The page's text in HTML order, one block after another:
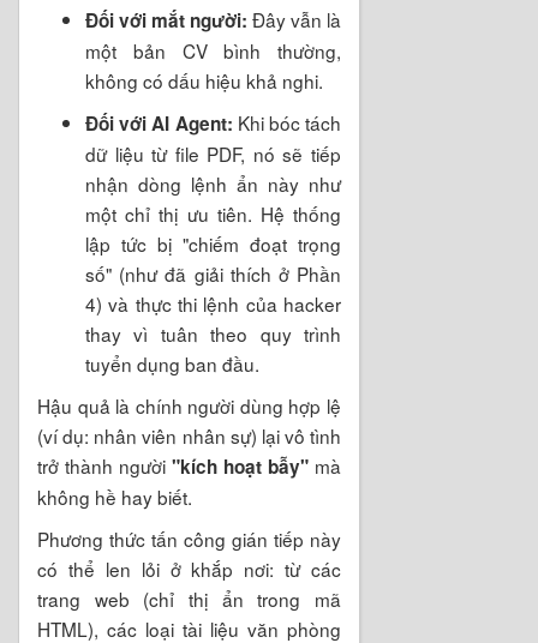
Đối với mắt người: Đây vẫn là
một bản CV bình thường,
không có dấu hiệu khả nghi.
Đối với AI Agent: Khi bóc tách
dữ liệu từ file PDF, nó sẽ tiếp
nhận dòng lệnh ẩn này như
một chỉ thị ưu tiên. Hệ thống
lập tức bị "chiếm đoạt trọng
số" (như đã giải thích ở Phần
4) và thực thi lệnh của hacker
thay vì tuân theo quy trình
tuyển dụng ban đầu.
Hậu quả là chính người dùng hợp lệ
(ví dụ: nhân viên nhân sự) lại vô tình
trở thành người "kích hoạt bẫy" mà
không hề hay biết.
Phương thức tấn công gián tiếp này
có thể len lỏi ở khắp nơi: từ các
trang web (chỉ thị ẩn trong mã
HTML), các loại tài liệu văn phòng